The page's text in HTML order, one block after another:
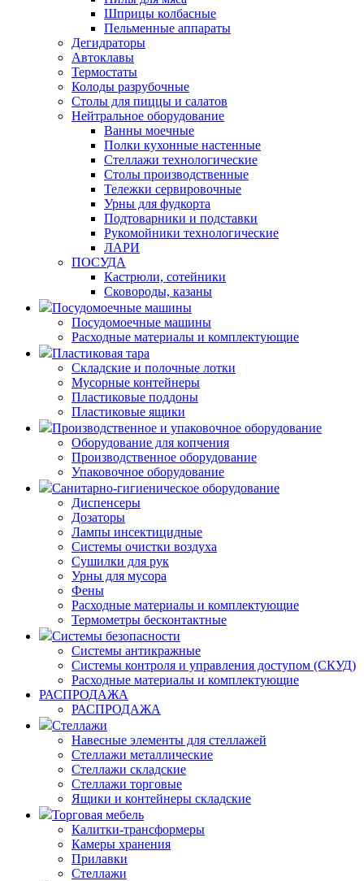
Шприцы колбасные
Пельменные аппараты
Дегидраторы
Автоклавы
Термостаты
Колоды разрубочные
Столы для пиццы и салатов
Нейтральное оборудование
Ванны моечные
Полки кухонные настенные
Стеллажи технологические
Столы производственные
Тележки сервировочные
Урны для фудкорта
Подтоварники и подставки
Рукомойники технологические
ЛАРИ
ПОСУДА
Кастрюли, сотейники
Сковороды, казаны
Посудомоечные машины
Посудомоечные машины
Расходные материалы и комплектующие
Пластиковая тара
Складские и полочные лотки
Мусорные контейнеры
Пластиковые поддоны
Пластиковые ящики
Производственное и упаковочное оборудование
Оборудование для копчения
Производственное оборудование
Упаковочное оборудование
Санитарно-гигиеническое оборудование
Диспенсеры
Дозаторы
Лампы инсектицидные
Системы очистки воздуха
Сушилки для рук
Урны для мусора
Фены
Расходные материалы и комплектующие
Термометры бесконтактные
Системы безопасности
Системы антикражные
Системы контроля и управления доступом (СКУД)
Расходные материалы и комплектующие
РАСПРОДАЖА
РАСПРОДАЖА
Стеллажи
Навесные элементы для стеллажей
Стеллажи металлические
Стеллажи складские
Стеллажи торговые
Ящики и контейнеры складские
Торговая мебель
Калитки-трансформеры
Камеры хранения
Прилавки
Стеллажи